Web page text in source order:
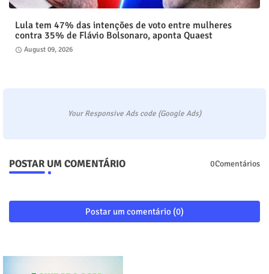
Lula tem 47% das intenções de voto entre mulheres
contra 35% de Flávio Bolsonaro, aponta Quaest
August 09, 2026
Your Responsive Ads code (Google Ads)
POSTAR UM COMENTÁRIO 0Comentários
Postar um comentário (0)